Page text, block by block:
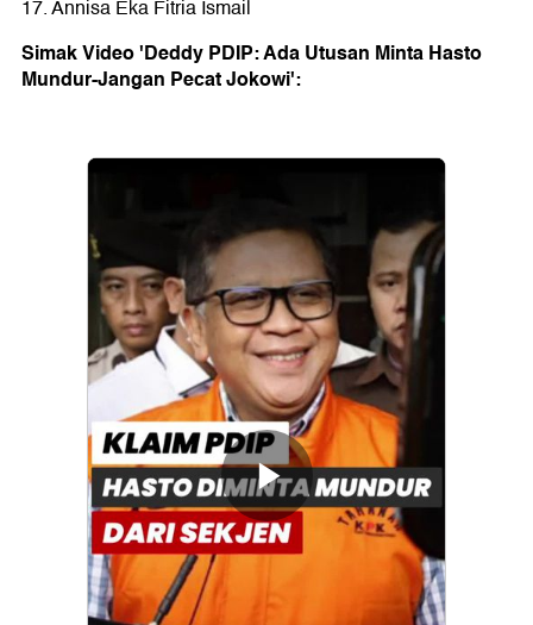
17. Annisa Eka Fitria Ismail
Simak Video 'Deddy PDIP: Ada Utusan Minta Hasto
Mundur-Jangan Pecat Jokowi':